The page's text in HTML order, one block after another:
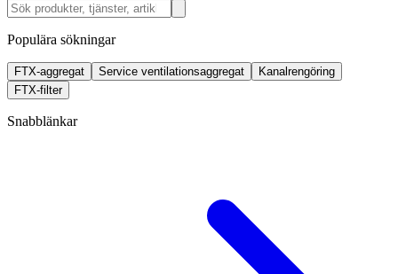
Populära sökningar
FTX-aggregat Service ventilationsaggregat
Kanalrengöring
FTX-filter
Snabblänkar